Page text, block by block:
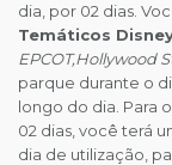
dia, por 02 dias.
Temáticos
EPCOT,Hollywood
parque durante o
longo do dia. Para
02 dias, você terá
dia de utilização,